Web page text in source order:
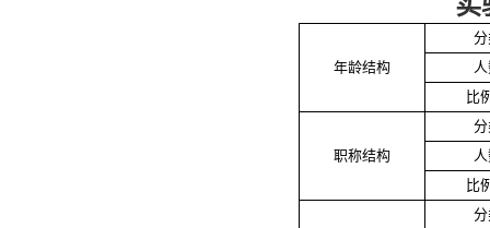
年龄结构
比
职称结构
比